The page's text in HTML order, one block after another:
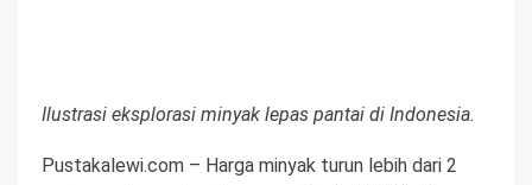
Ilustrasi eksplorasi minyak lepas pantai di Indonesia.
Pustakalewi.com – Harga minyak turun lebih dari 2